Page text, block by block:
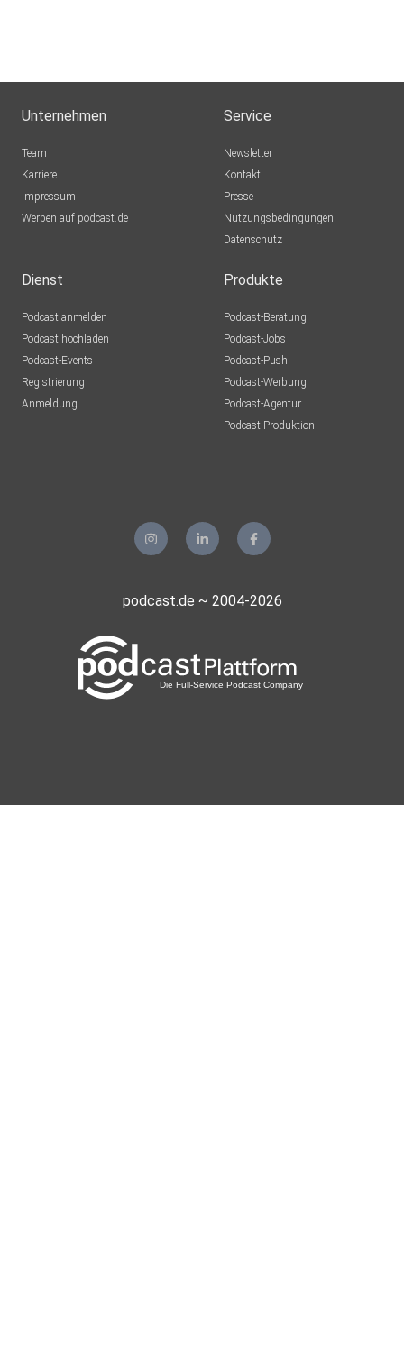
Unternehmen
Team
Karriere
Impressum
Werben auf podcast.de
Service
Newsletter
Kontakt
Presse
Nutzungsbedingungen
Datenschutz
Dienst
Podcast anmelden
Podcast hochladen
Podcast-Events
Registrierung
Anmeldung
Produkte
Podcast-Beratung
Podcast-Jobs
Podcast-Push
Podcast-Werbung
Podcast-Agentur
Podcast-Produktion
podcast.de ~ 2004-2026